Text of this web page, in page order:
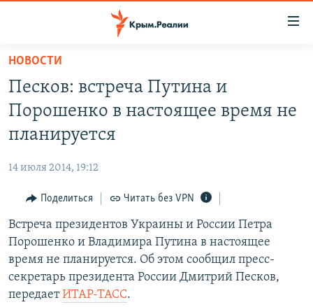
Вернуться
основному
содержанию
Вернутся
главной
Вернутся
поиску
11 ЛЕТ ОККУПАЦИИ КРЫМА. 11 ИСТОРИЙ СОПРОТИВЛЕНИЯ
ВОДА
ЕЩЕ
ИНТЕРАКТИВ
ИНФОГРАФИКА
ТЕЛЕПРОЕКТ КРЫМ.РЕАЛИИ
СОВЕТЫ ПРАВОЗАЩИТНИКОВ
ПРОПАВШИЕ БЕЗ ВЕСТИ
РАДІО СВОБОДА
КАК ОБОЙТИ БЛОКИРОВКУ
Українською
Qırımtatar
НОВОСТИ
Песков: встреча Путина и
Порошенко в настоящее время не
планируется
14 июля 2014, 19:12
Поделиться Читать без VPN
Встреча президентов Украины и России Петра
Порошенко и Владимира Путина в настоящее
время не планируется. Об этом сообщил пресс-
секретарь президента России Дмитрий Песков,
передаетИТАР-ТАСС.